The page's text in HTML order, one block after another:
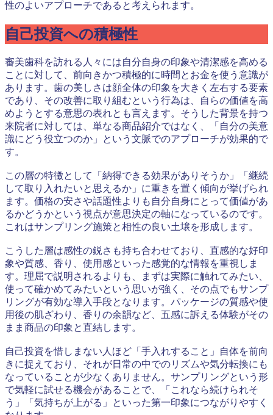
性のよいアプローチであると考えられます。
自己投資への積極性
審美歯科を訪れる人々には自分自身の印象や清潔感を高める
ことに対して、前向きかつ積極的に時間とお金を使う意識が
あります。歯の美しさは顔全体の印象を大きく左右する要素
であり、その改善に取り組むという行為は、自らの価値を高
めようとする意思の表れとも言えます。そうした背景を持つ
来院者に対しては、単なる商品紹介ではなく、「自分の美意
識にどう役立つのか」という文脈でのアプローチが効果的で
す。
この層の特徴として「納得できる効果がありそうか」「継続
して取り入れたいと思えるか」に重きを置く傾向が挙げられ
ます。価格の安さや話題性よりも自分自身にとって価値があ
るかどうかという視点が意思決定の軸になっているのです。
これはサンプリング施策と相性の良い土壌を形成します。
こうした層は感性の鋭さも持ち合わせており、直感的な好印
象や質感、香り、使用感といった感覚的な情報を重視しま
す。理屈で説明されるよりも、まずは実際に触れてみたい、
使って確かめてみたいという思いが強く、その点でもサンプ
リングが有効な導入手段となります。パッケージの質感や使
用後の肌ざわり、香りの余韻など、五感に訴える体験がその
まま商品の印象と直結します。
自己投資を惜しまない人ほど「手入れすること」自体を前向
きに捉えており、それが日常の中でのリズムや気分転換にも
なっていることが少なくありません。サンプリングという形
で気軽に試せる機会があることで、「これなら続けられそ
う」「気持ちが上がる」といった第一印象につながりやすく